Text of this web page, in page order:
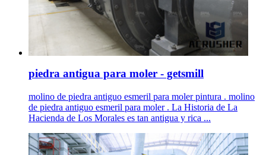
piedra antigua para moler - getsmill
molino de piedra antiguo esmeril para moler pintura . molino
de piedra antiguo esmeril para moler . La Historia de La
Hacienda de Los Morales es tan antigua y rica ...